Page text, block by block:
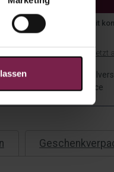
Menschen weltweit
Jetzt
Service